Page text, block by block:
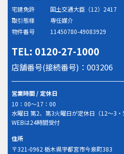
宅建免許
国土交通大臣（12）2417
取引態様
専任媒介
物件番号
11450780-49083929
TEL: 0120-27-1000
店舗番号(接続番号)：003206
営業時間 / 定休日
10：00～17：00
水曜日 第2、第3火曜日が定休日（12～3・
WEBは24時間受付
住所
〒321-0962 栃木県宇都宮市今泉町383